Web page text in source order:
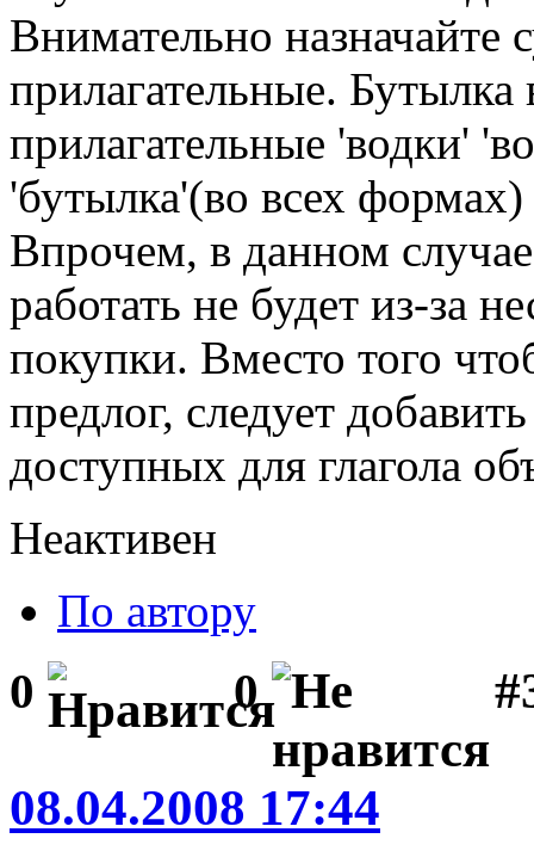
Внимательно назначайте
прилагательные.
прилагательные 'водки'
'бутылка'(во всех
Впрочем, в данном
работать не будет из-за
покупки. Вместо того
предлог, следует
доступных для глагола
Неактивен
По автору
0 0
08.04.2008 17:44